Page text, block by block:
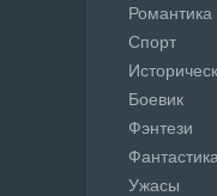
Романтика
Спорт
Боевик
Фэнтези
Фантастика
Ужасы